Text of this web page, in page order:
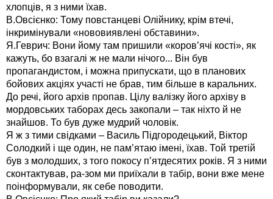
хлопців, я з ними їхав.
В.Овсієнко: Тому повстанцеві Олійнику, крім втечі,
інкримінували «нововиявлені обставини».
Я.Геврич: Вони йому там пришили «коров’ячі кості», як
кажуть, бо взагалі ж не мали нічого... Він був
пропагандистом, і можна припускати, що в планових
бойових акціях участі не брав, тим більше в каральних.
До речі, його архів пропав. Цілу валізку його архіву в
мордовських таборах десь закопали – так ніхто й не
знайшов. То був дуже мудрий чоловік.
Я ж з тими свідками – Василь Підгородецький, Віктор
Солодкий і ще один, не пам’ятаю імені, їхав. Той третій
був з молодших, з того покосу п’ятдесятих років. Я з ними
сконтактував, ра-зом ми приїхали в табір, вони вже мене
поінформували, як себе поводити.